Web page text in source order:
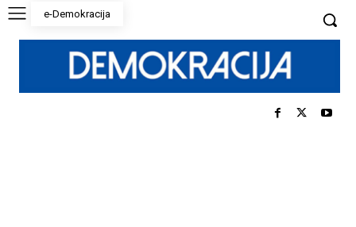
e-Demokracija